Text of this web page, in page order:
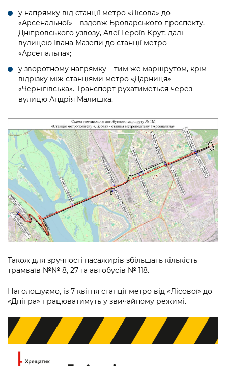
Kyiv International Relations
Річні звіти
Гендерна політика
Безбар'єрність
Портал Захисників та Захисниць
Безбар'єрність
Портал послуг
Міський застосунок Київ Цифровий
Важливе під час воєнного стану
Уряд» – місцевий рівень»
Важливе під час воєнного стану
Про відкриті дані
Портал даних Києва
Публічні дашборди
у напрямку від станції метро «Лісова» до
«Арсенальної» – вздовж Броварського проспекту,
Дніпровського узвозу, Алеї Героїв Крут, далі
вулицею Івана Мазепи до станції метро
«Арсенальна»;
у зворотному напрямку – тим же маршрутом, крім
відрізку між станціями метро «Дарниця» –
«Чернігівська». Транспорт рухатиметься через
вулицю Андрія Малишка.
Також для зручності пасажирів збільшать кількість
трамваїв №№ 8, 27 та автобусів № 118.
Наголошуємо, із 7 квітня станції метро від «Лісової» до
«Дніпра» працюватимуть у звичайному режимі.